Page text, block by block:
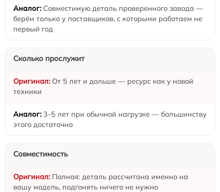
Совместимую деталь проверенного завода —
берём только у поставщиков, с которыми работаем не
первый год
Сколько прослужит
От 5 лет и дольше — ресурс как у новой
техники
3–5 лет при обычной нагрузке — большинству
этого достаточно
Совместимость
Полная: деталь рассчитана именно на
вашу модель, подгонять ничего не нужно